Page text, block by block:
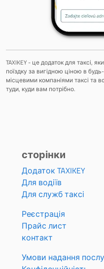
TAXIKEY - це додаток для таксі,
поїздку за вигідною ціною в
місцевими компаніями таксі та
туди, куди вам потрібно.
сторінки
Додаток TAXIKEY
Для водіїв
Для служб таксі
Реєстрація
Прайс лист
контакт
Умови надання